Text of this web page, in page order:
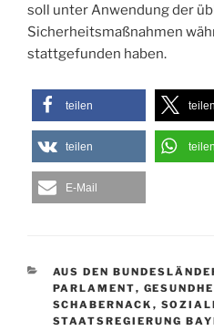
soll unter Anwendung der
Sicherheitsmaßnahmen
stattgefunden haben.
teilen teilen
teilen teilen
E-Mail
KATEGORIEN
AUS DEN
PARLAMENT,
SCHABERNACK ,
STAATSREGIERUNG